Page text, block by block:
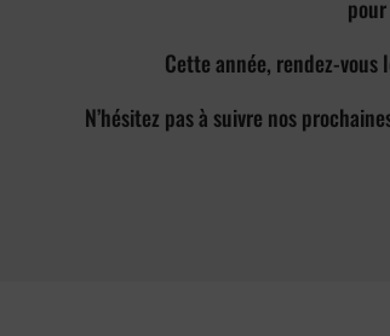
Cette année, rendez-vous
N’hésitez pas à suivre nos